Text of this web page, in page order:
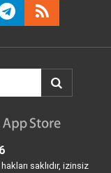
saklıdır, izinsiz